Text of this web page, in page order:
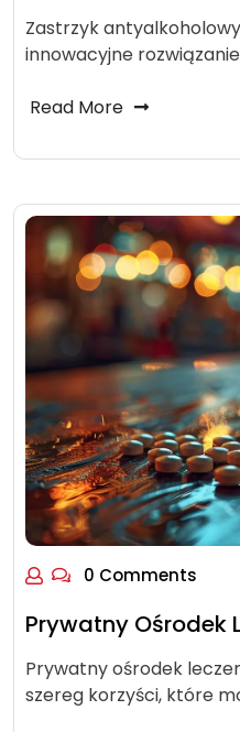
Zastrzyk
innowacyjne
Read More
0 Comments
Prywatny Ośrodek
Prywatny ośrodek
szereg korzyści, które